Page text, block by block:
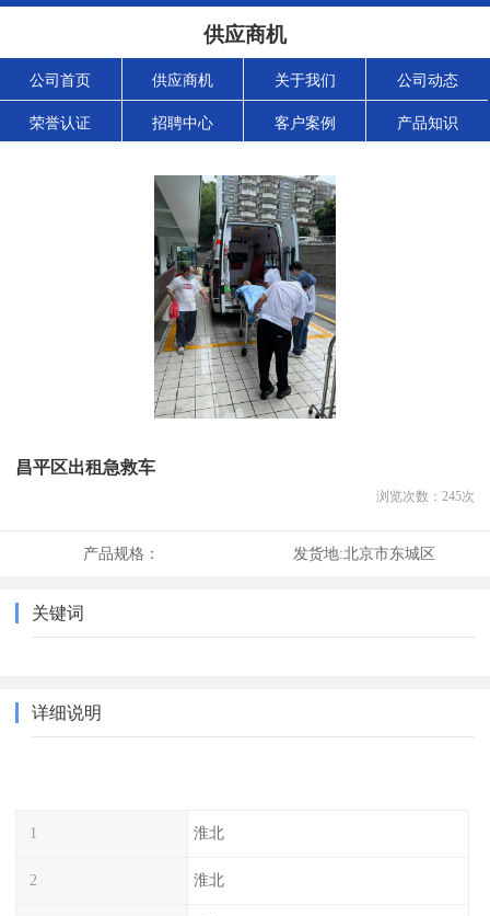
供应商机
公司首页 供应商机 关于我们 公司动态
荣誉认证 招聘中心 客户案例 产品知识
昌平区出租急救车
浏览次数： 245次
产品规格： 发货地:北京市东城区
关键词
详细说明
1 淮北
2 淮北